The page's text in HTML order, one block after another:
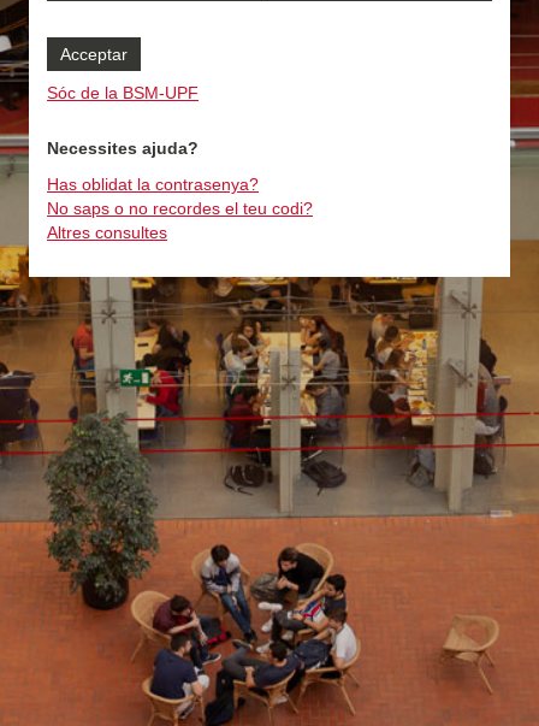
Sóc de la BSM-UPF
Necessites ajuda?
Has oblidat la contrasenya?
No saps o no recordes el teu codi?
Altres consultes